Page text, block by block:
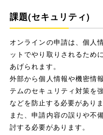
課題(セキュリティ)
オンラインの申請は、個人
ットでやり取りされるため
あげられます。
外部から個人情報や機密情
テムのセキュリティ対策を
などを防止する必要がありま
また、申請内容の誤りや不
討する必要があります。